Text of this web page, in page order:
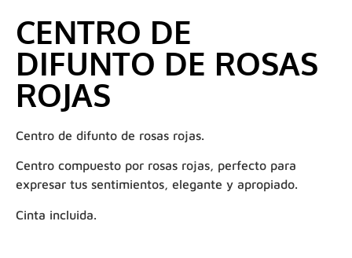
CENTRO DE
DIFUNTO DE ROSAS
ROJAS
Centro de difunto de rosas rojas.
Centro compuesto por rosas rojas, perfecto para
expresar tus sentimientos, elegante y apropiado.
Cinta incluida.